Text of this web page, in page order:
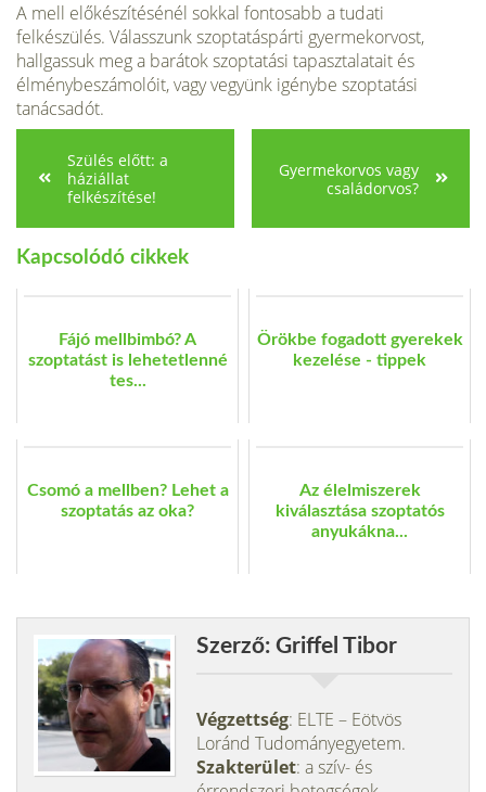
A mell előkészítésénél sokkal fontosabb a tudati
felkészülés. Válasszunk szop­tatáspárti gyermekorvost,
hallgassuk meg a barátok szoptatási tapasztala­tait és
élménybeszámolóit, vagy ve­gyünk igénybe szoptatási
tanácsadót.
Szülés előtt: a
háziállat
felkészítése!
Gyermekorvos vagy
családorvos?
Kapcsolódó cikkek
Fájó mellbimbó? A
szoptatást is lehetetlenné
tes...
Örökbe fogadott gyerekek
kezelése - tippek
Csomó a mellben? Lehet a
szoptatás az oka?
Az élelmiszerek
kiválasztása szoptatós
anyukákna...
Szerző: Griffel Tibor
Végzettség: ELTE – Eötvös
Loránd Tudományegyetem.
Szakterület: a szív- és